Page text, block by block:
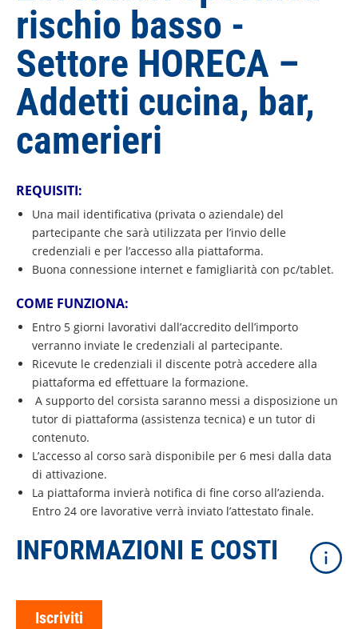
rischio basso -
Settore HORECA –
Addetti cucina, bar,
camerieri
REQUISITI:
Una mail identificativa (privata o aziendale) del
partecipante che sarà utilizzata per l’invio delle
credenziali e per l’accesso alla piattaforma.
Buona connessione internet e famigliarità con pc/tablet.
COME FUNZIONA:
Entro 5 giorni lavorativi dall’accredito dell’importo
verranno inviate le credenziali al partecipante.
Ricevute le credenziali il discente potrà accedere alla
piattaforma ed effettuare la formazione.
A supporto del corsista saranno messi a disposizione un
tutor di piattaforma (assistenza tecnica) e un tutor di
contenuto.
L’accesso al corso sarà disponibile per 6 mesi dalla data
di attivazione.
La piattaforma invierà notifica di fine corso all’azienda.
Entro 24 ore lavorative verrà inviato l’attestato finale.
INFORMAZIONI E COSTI
Iscriviti